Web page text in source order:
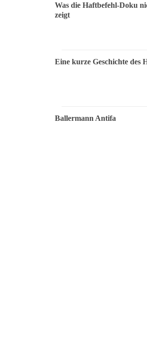
Was die Haftbefehl-Doku
zeigt
Eine kurze Geschichte des
Ballermann Antifa